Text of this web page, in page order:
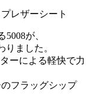
レザーシート
が、
りました。
ーによる軽快で力
フラッグシップ